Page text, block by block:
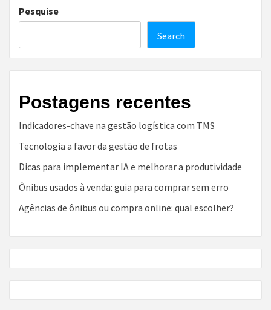
Pesquise
Search
Postagens recentes
Indicadores-chave na gestão logística com TMS
Tecnologia a favor da gestão de frotas
Dicas para implementar IA e melhorar a produtividade
Ônibus usados à venda: guia para comprar sem erro
Agências de ônibus ou compra online: qual escolher?